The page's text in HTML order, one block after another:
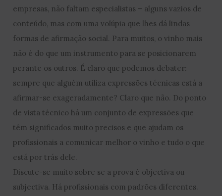
empresas, não faltam especialistas – alguns vazios de
conteúdo, mas com uma volúpia que lhes dá lindas
formas de afirmação social. Para muitos, o vinho mais
não é do que um instrumento para se posicionarem
perante os outros. É claro que podemos debater:
sempre que alguém utiliza expressões técnicas está a
afirmar-se exageradamente? Claro que não. Do ponto
de vista técnico há um conjunto de expressões que
têm significados muito precisos e que ajudam os
profissionais a comunicar melhor o vinho e tudo o que
está por trás dele.
Discute-se muito sobre se a prova é objectiva ou
subjectiva. Há profissionais com padrões diferentes.